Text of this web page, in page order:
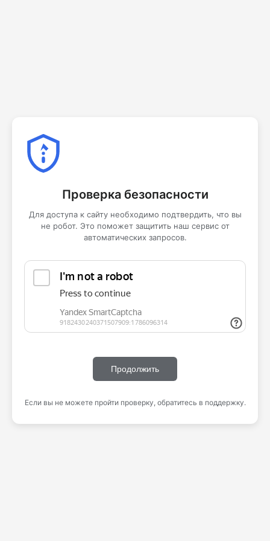
Проверка безопасности
Для доступа к сайту необходимо подтвердить, что вы
не робот. Это поможет защитить наш сервис от
автоматических запросов.
Продолжить
Если вы не можете пройти проверку, обратитесь в поддержку.